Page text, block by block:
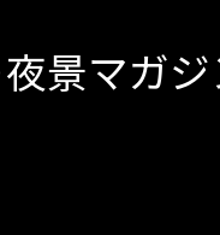
夜景マガジ